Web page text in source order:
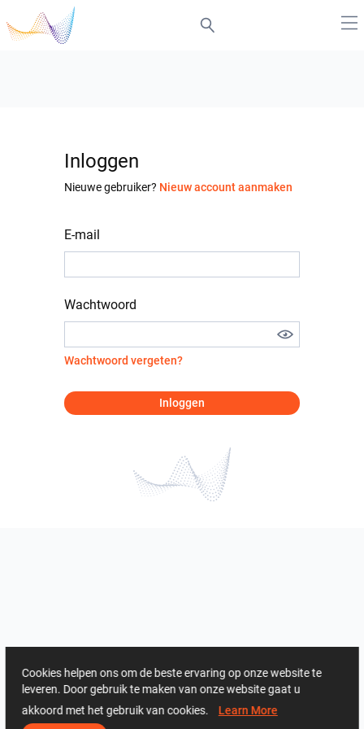
Inloggen
Nieuwe gebruiker? Nieuw account aanmaken
E-mail
Wachtwoord
Wachtwoord vergeten?
Inloggen
Cookies helpen ons om de beste ervaring op onze website te
leveren. Door gebruik te maken van onze website gaat u
akkoord met het gebruik van cookies. Learn More